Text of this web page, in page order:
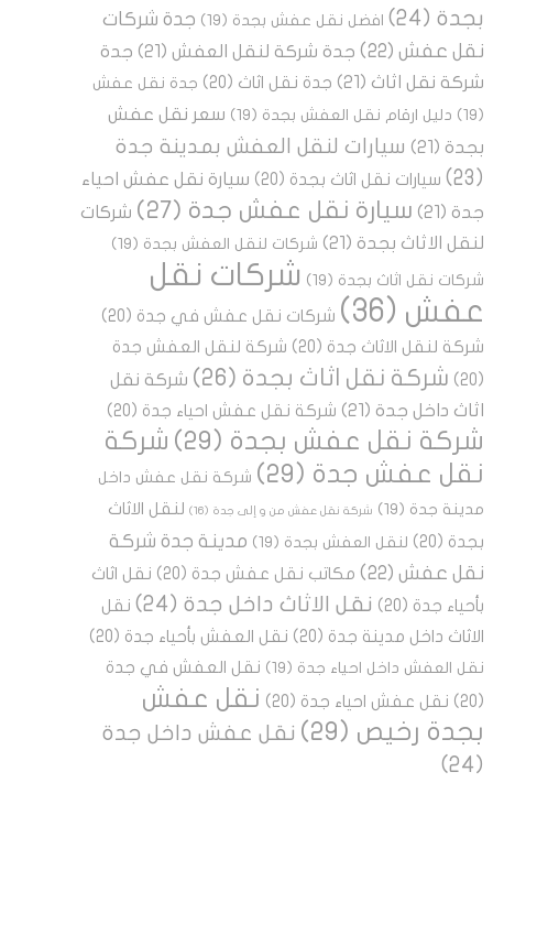
بجدة(24) افضل نقل عفش بجدة (19)
جدة شركات
نقل عفش(22) جدة شركة لنقل العفش (21)
جدة
شركة نقل اثاث (21) جدة نقل اثاث (20)
جدة نقل عفش
(19)
دليل ارقام نقل العفش بجدة (19)
سعر نقل عفش
بجدة (21)
سيارات لنقل العفش بمدينة جدة
(23)
سيارات نقل اثاث بجدة (20)
سيارة نقل عفش احياء
جدة (21) سيارة نقل عفش جدة (27)
شركات
لنقل الاثاث بجدة (21) شركات لنقل العفش بجدة (19)
شركات نقل اثاث بجدة (19)
شركات نقل
عفش (36) شركات نقل عفش في جدة (20)
شركة لنقل الاثاث جدة (20)
شركة لنقل العفش جدة
(20)
شركة نقل اثاث بجدة (26)
شركة نقل
اثاث داخل جدة (21) شركة نقل عفش احياء جدة (20)
شركة نقل عفش بجدة (29)
شركة
نقل عفش جدة (29)
شركة نقل عفش داخل
مدينة جدة (19) شركة نقل عفش من و إلى جدة (16)
لنقل الاثاث
بجدة (20) لنقل العفش بجدة (19)
مدينة جدة شركة
نقل عفش(22) مكاتب نقل عفش جدة (20)
نقل اثاث
بأحياء جدة (20) نقل الاثاث داخل جدة(24)
نقل
الاثاث داخل مدينة جدة (20) نقل العفش بأحياء جدة (20)
نقل العفش داخل احياء جدة (19)
نقل العفش في جدة
(20)
نقل عفش احياء جدة (20)
نقل عفش
بجدة رخيص (29)
نقل عفش داخل جدة
(24)